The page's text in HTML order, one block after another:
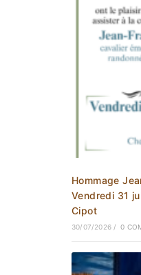
Hommage
Vendredi 31
Cipot
30/07/2026 / 0